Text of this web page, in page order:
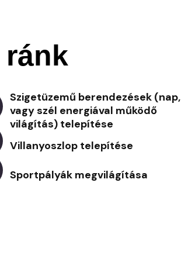
Szigetüzemű berendezések (nap,
vagy szél energiával működő
világítás) telepítése
Villanyoszlop telepítése
Sportpályák megvilágítása